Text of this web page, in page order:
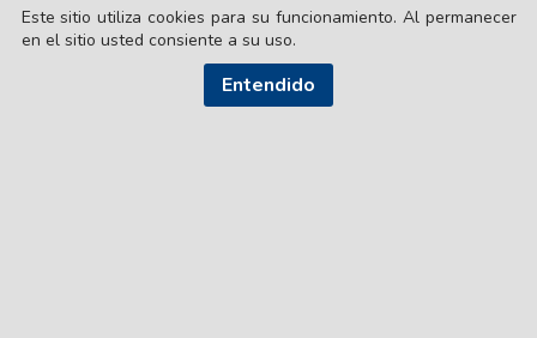
Este sitio utiliza cookies para su funcionamiento. Al permanecer
en el sitio usted consiente a su uso.
Entendido